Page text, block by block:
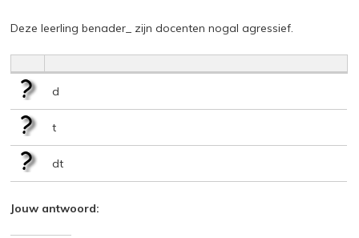
Deze leerling benader_ zijn docenten nogal agressief.
d
t
dt
Jouw antwoord: